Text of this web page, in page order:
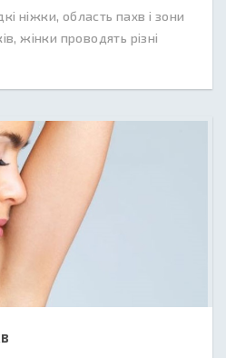
ніжки, область пахв і зони
жінки проводять різні